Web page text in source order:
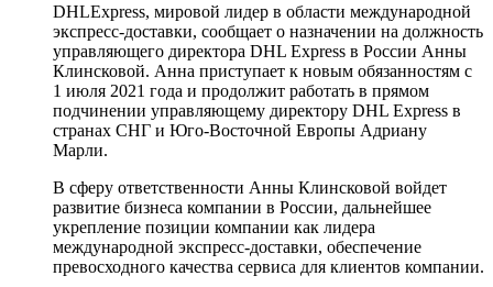
DHLExpress, мировой лидер в области международной
экспресс-доставки, сообщает о назначении на должность
управляющего директора DHL Express в России Анны
Клинсковой. Анна приступает к новым обязанностям с
1 июля 2021 года и продолжит работать в прямом
подчинении управляющему директору DHL Express в
странах СНГ и Юго-Восточной Европы Адриану
Марли.
В сферу ответственности Анны Клинсковой войдет
развитие бизнеса компании в России, дальнейшее
укрепление позиции компании как лидера
международной экспресс-доставки, обеспечение
превосходного качества сервиса для клиентов компании.